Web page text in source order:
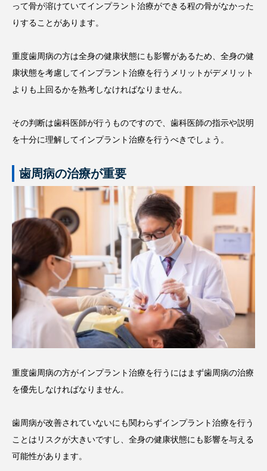
って骨が溶けていてインプラント治療ができる程の骨がなかった
りすることがあります。
重度歯周病の方は全身の健康状態にも影響があるため、全身の健
康状態を考慮してインプラント治療を行うメリットがデメリット
よりも上回るかを熟考しなければなりません。
その判断は歯科医師が行うものですので、歯科医師の指示や説明
を十分に理解してインプラント治療を行うべきでしょう。
歯周病の治療が重要
重度歯周病の方がインプラント治療を行うにはまず歯周病の治療
を優先しなければなりません。
歯周病が改善されていないにも関わらずインプラント治療を行う
ことはリスクが大きいですし、全身の健康状態にも影響を与える
可能性があります。